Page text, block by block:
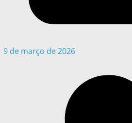
9 de março de 2026